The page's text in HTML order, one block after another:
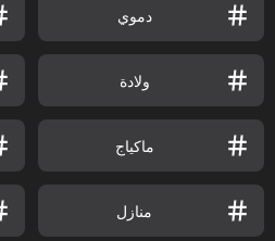
دموي
ولادة
ماكياج
منازل